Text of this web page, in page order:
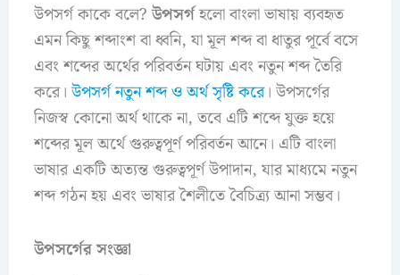
উপসর্গ কাকে বলে?উপসর্গহলো বাংলা ভাষায় ব্যবহৃত
এমন কিছু শব্দাংশ বা ধ্বনি, যা মূল শব্দ বা ধাতুর পূর্বে বসে
এবং শব্দের অর্থের পরিবর্তন ঘটায় এবং নতুন শব্দ তৈরি
করে।উপসর্গ নতুন শব্দ ও অর্থ সৃষ্টি করে। উপসর্গের
নিজস্ব কোনো অর্থ থাকে না, তবে এটি শব্দে যুক্ত হয়ে
শব্দের মূল অর্থে গুরুত্বপূর্ণ পরিবর্তন আনে। এটি বাংলা
ভাষার একটি অত্যন্ত গুরুত্বপূর্ণ উপাদান, যার মাধ্যমে নতুন
শব্দ গঠন হয় এবং ভাষার শৈলীতে বৈচিত্র্য আনা সম্ভব।
উপসর্গের সংজ্ঞা